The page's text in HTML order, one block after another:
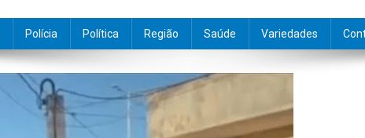
Polícia Política Região Saúde Variedades